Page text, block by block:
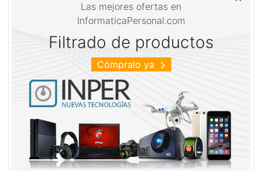
Las mejores ofertas en
InformaticaPersonal.com
Filtrado de productos
Cómpralo ya